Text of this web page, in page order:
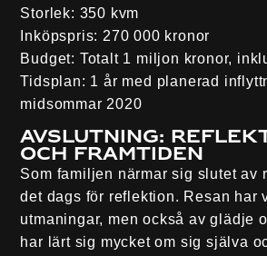
Storlek: 350 kvm
Inköpspris: 270 000 kronor
Budget: Totalt 1 miljon kronor,
Tidsplan: 1 år med planerad
midsommar 2020
Avslutning:
och Framtiden
Som familjen närmar sig slutet av
det dags för reflektion. Resan har
utmaningar, men också av glädje
har lärt sig mycket om sig själva